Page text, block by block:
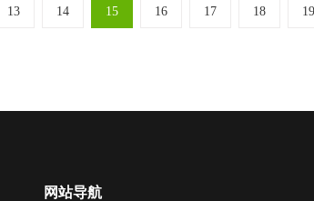
13 14 15 16 17 18 19
网站导航